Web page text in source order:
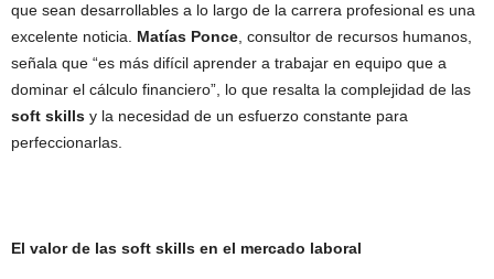
que sean desarrollables a lo largo de la carrera profesional es una
excelente noticia. Matías Ponce , consultor de recursos humanos,
señala que “es más difícil aprender a trabajar en equipo que a
dominar el cálculo financiero”, lo que resalta la complejidad de las
soft skills y la necesidad de un esfuerzo constante para
perfeccionarlas.
El valor de las soft skills en el mercado laboral